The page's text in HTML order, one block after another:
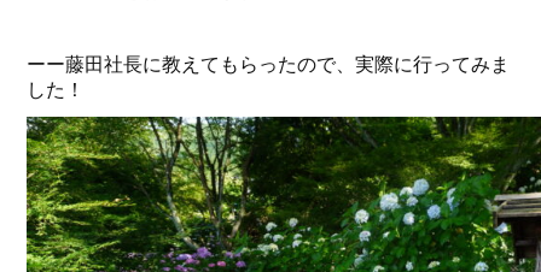
ーー藤田社長に教えてもらったので、実際に行ってみま
した！